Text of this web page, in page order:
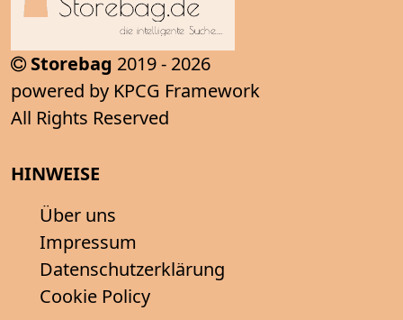
Storebag 2019 - 2026
powered by KPCG Framework
All Rights Reserved
HINWEISE
Über uns
Impressum
Datenschutzerklärung
Cookie Policy